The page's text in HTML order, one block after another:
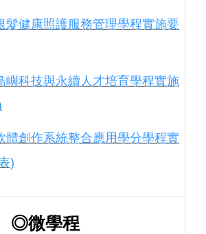
髮健康照護服務管理學程實施要
嶼科技與永續人才培育學程實施
體創作系統整合應用學分學程實
)
◎微學程